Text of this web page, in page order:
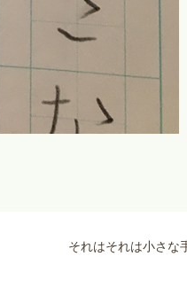
それはそれは小さな